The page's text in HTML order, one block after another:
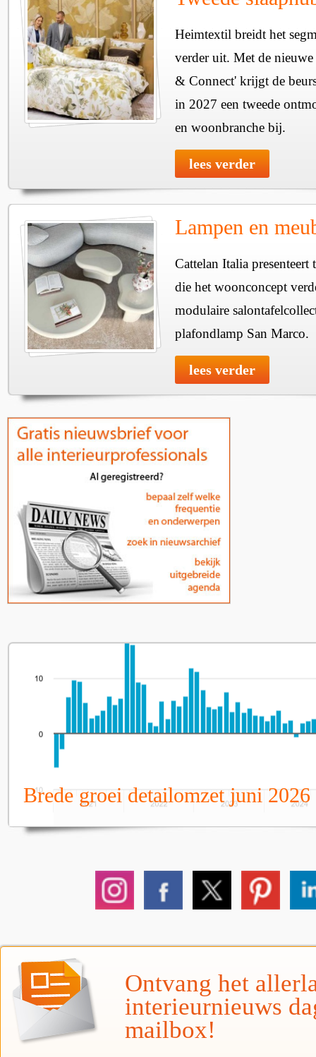
Heimtextil breidt het
verder uit. Met de
& Connect' krijgt de
in 2027 een tweede
en woonbranche bij.
lees verder
Lampen en
Cattelan Italia
die het woonconcept
modulaire
plafondlamp San Marco.
lees verder
Brede groei detailomzet juni 2026
Ontvang het
interieurnieuws
mailbox!